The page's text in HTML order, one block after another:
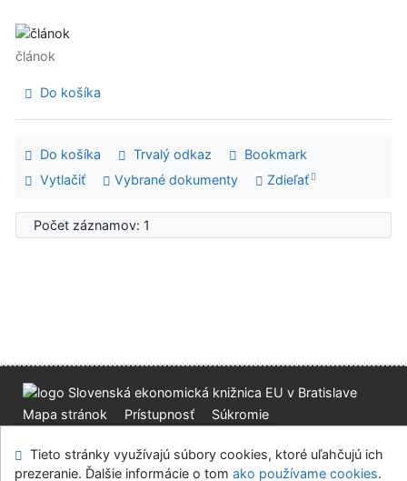
článok
Do košíka
Do košíka Trvalý odkaz
Bookmark
Vytlačiť
Vybrané dokumenty Zdieľať
Počet záznamov: 1
Mapa stránok Prístupnosť
Súkromie
Tieto stránky využívajú súbory cookies, ktoré uľahčujú ich
prezeranie. Ďalšie informácie o tom ako používame cookies.